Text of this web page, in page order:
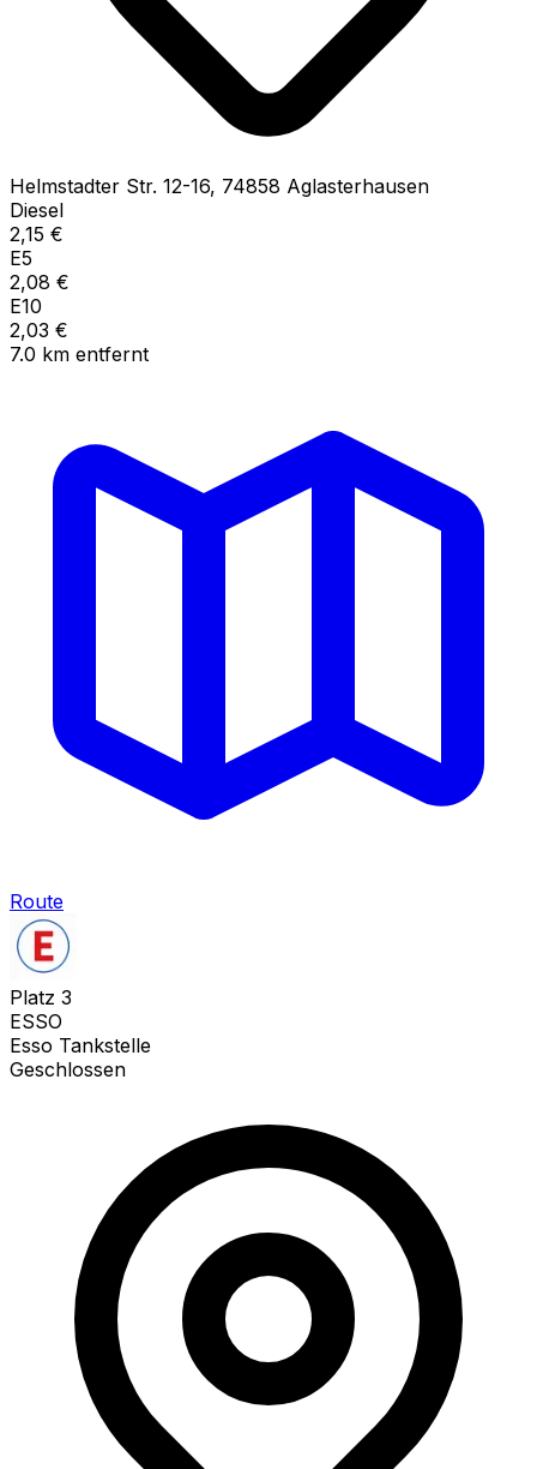
Helmstadter Str. 12-16, 74858 Aglasterhausen
Diesel
2,15 €
E5
2,08 €
E10
2,03 €
7.0 km entfernt
Route
Platz 3
ESSO
Esso Tankstelle
Geschlossen